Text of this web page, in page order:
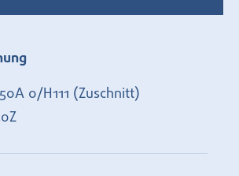
0/H111 (Zuschnitt)